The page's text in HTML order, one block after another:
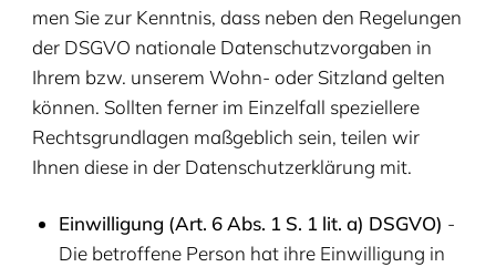
men Sie zur Kennt­nis, dass neben den Rege­lun­gen
der DSGVO natio­na­le Daten­schutz­vor­ga­ben in
Ihrem bzw. unse­rem Wohn- oder Sitz­land gel­ten
kön­nen. Soll­ten fer­ner im Ein­zel­fall spe­zi­el­le­re
Rechts­grund­la­gen maß­geb­lich sein, tei­len wir
Ihnen die­se in der Daten­schutz­er­klä­rung mit.
Ein­wil­li­gung (Art. 6Abs. 1 S. 1 lit. a) DSGVO) -
Die betrof­fe­ne Per­son hat ihre Ein­wil­li­gung in